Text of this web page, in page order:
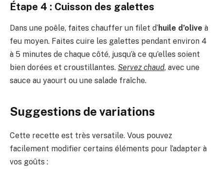
Étape 4 : Cuisson des galettes
Dans une poêle, faites chauffer un filet d’huile d’olive à
feu moyen. Faites cuire les galettes pendant environ 4
à 5 minutes de chaque côté, jusqu’à ce qu’elles soient
bien dorées et croustillantes. Servez chaud, avec une
sauce au yaourt ou une salade fraîche.
Suggestions de variations
Cette recette est très versatile. Vous pouvez
facilement modifier certains éléments pour l’adapter à
vos goûts :